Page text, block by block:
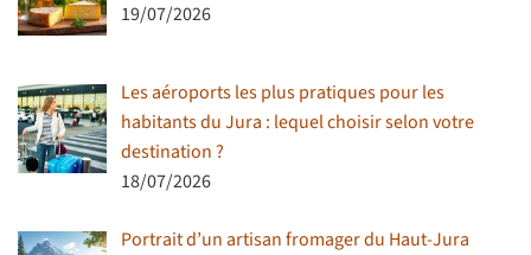
19/07/2026
Les aéroports les plus pratiques pour les
habitants du Jura : lequel choisir selon votre
destination ?
18/07/2026
Portrait d’un artisan fromager du Haut-Jura